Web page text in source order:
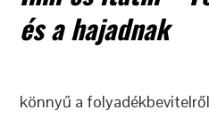
és a hajadnak
könnyű a